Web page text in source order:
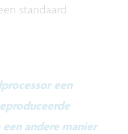
standaard
een
andere manier